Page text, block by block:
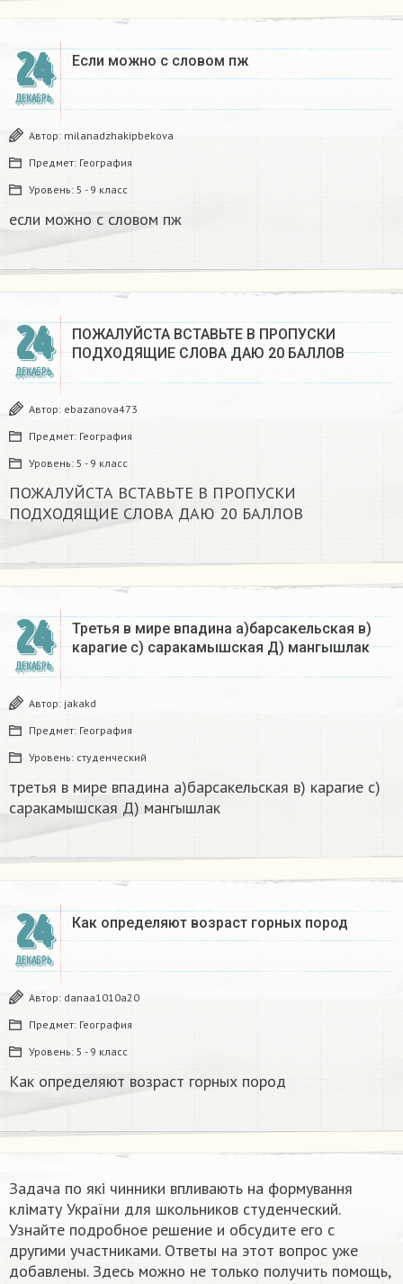
24
ДЕКАБРЬ
Если можно с словом пж​
Автор: milanadzhakipbekova
Предмет: География
Уровень: 5 - 9 класс
если можно с словом пж​
24
ДЕКАБРЬ
ПОЖАЛУЙСТА ВСТАВЬТЕ В ПРОПУСКИ
ПОДХОДЯЩИЕ СЛОВА ДАЮ 20 БАЛЛОВ​
Автор: ebazanova473
Предмет: География
Уровень: 5 - 9 класс
ПОЖАЛУЙСТА ВСТАВЬТЕ В ПРОПУСКИ
ПОДХОДЯЩИЕ СЛОВА ДАЮ 20 БАЛЛОВ​
24
ДЕКАБРЬ
Третья в мире впадина а)барсакельская в)
карагие с) саракамышская Д) мангышлак​
Автор: jakakd
Предмет: География
Уровень: студенческий
третья в мире впадина а)барсакельская в) карагие с)
саракамышская Д) мангышлак​
24
ДЕКАБРЬ
Как определяют возраст горных пород
Автор: danaa1010a20
Предмет: География
Уровень: 5 - 9 класс
Как определяют возраст горных пород
Задача по які чинники впливають на формування
клімату України​ для школьников студенческий.
Узнайте подробное решение и обсудите его с
другими участниками. Ответы на этот вопрос уже
добавлены. Здесь можно не только получить помощь,